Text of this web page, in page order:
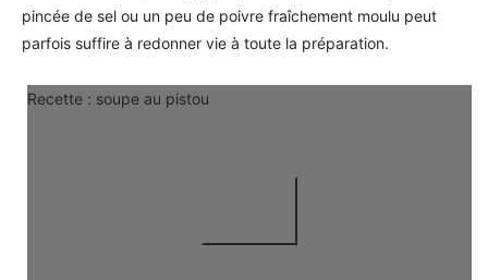
pincée de sel ou un peu de poivre fraîchement moulu peut
parfois suffire à redonner vie à toute la préparation.
Recette : soupe au pistou